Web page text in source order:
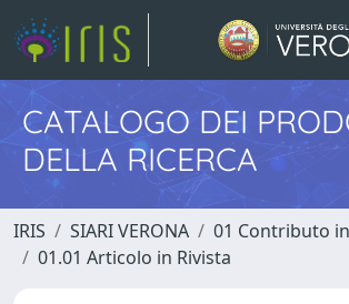
CATALOGO DEI
DELLA RICERCA
IRIS SIARI VERONA
01 Contributo
01.01 Articolo in Rivista